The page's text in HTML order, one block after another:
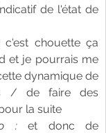
de l'état de
c'est chouette ça
et je pourrais me
dynamique de
/ de faire des
la suite
: et donc de